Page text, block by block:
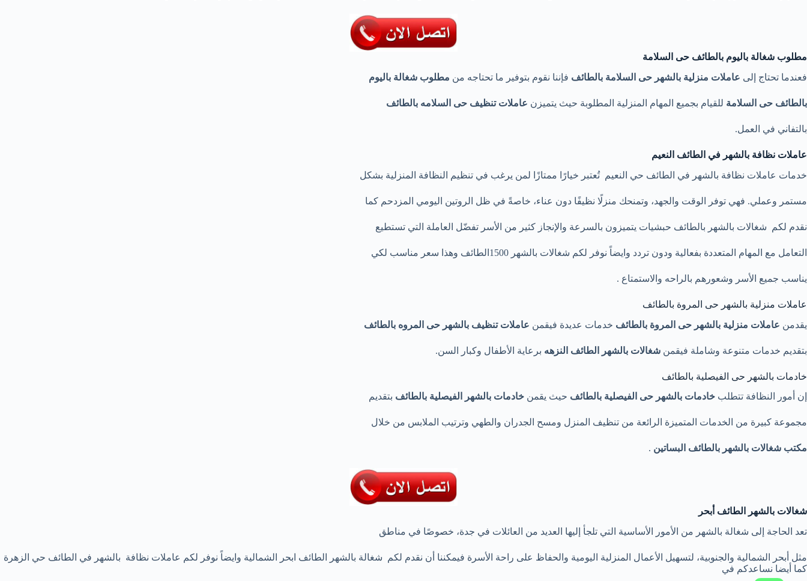
مطلوب شغالة باليوم بالطائف حى السلامة
فعندما تحتاج إلى عاملات منزلية بالشهر حى السلامة بالطائف فإننا نقوم بتوفير ما تحتاجه من مطلوب شغالة باليوم
بالطائف حى السلامة للقيام بجميع المهام المنزلية المطلوبة حيث يتميزن عاملات تنظيف حى السلامه بالطائف
بالتفاني في العمل.
عاملات نظافة بالشهر في الطائف النعيم
خدمات عاملات نظافة بالشهر في الطائف حي النعيم تُعتبر خيارًا ممتازًا لمن يرغب في تنظيم النظافة المنزلية بشكل
مستمر وعملي. فهي توفر الوقت والجهد، وتمنحك منزلًا نظيفًا دون عناء، خاصةً في ظل الروتين اليومي المزدحم كما
نقدم لكم شغالات بالشهر بالطائف حبشيات يتميزون بالسرعة والإنجاز كثير من الأسر تفضّل العاملة التي تستطيع
التعامل مع المهام المتعددة بفعالية ودون تردد وايضاً نوفر لكم شغالات بالشهر 1500الطائف وهذا سعر مناسب لكي
يناسب جميع الأسر وشعورهم بالراحه والاستمتاع .
عاملات منزلية بالشهر حى المروة بالطائف
يقدمن عاملات منزلية بالشهر حى المروة بالطائف خدمات عديدة فيقمن عاملات تنظيف بالشهر حى المروه بالطائف
بتقديم خدمات متنوعة وشاملة فيقمن شغالات بالشهر الطائف النزهه برعاية الأطفال وكبار السن.
خادمات بالشهر حى الفيصلية بالطائف
إن أمور النظافة تتطلب خادمات بالشهر حى الفيصلية بالطائف حيث يقمن خادمات بالشهر الفيصلية بالطائف بتقديم
مجموعة كبيرة من الخدمات المتميزة الرائعة من تنظيف المنزل ومسح الجدران والطهي وترتيب الملابس من خلال
مكتب شغالات بالشهر بالطائف البساتين .
شغالات بالشهر الطائف أبحر
تعد الحاجة إلى شغالة بالشهر من الأمور الأساسية التي تلجأ إليها العديد من العائلات في جدة، خصوصًا في مناطق
مثل أبحر الشمالية والجنوبية، لتسهيل الأعمال المنزلية اليومية والحفاظ على راحة الأسرة فيمكننا أن نقدم لكم شغالة بالشهر الطائف ابحر الشمالية وايضاً نوفر لكم عاملات نظافة بالشهر في الطائف حي الزهرة
كما أيضا نساعدكم في